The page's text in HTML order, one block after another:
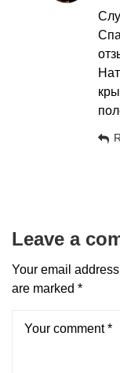
Leave a
Your email
are marked *